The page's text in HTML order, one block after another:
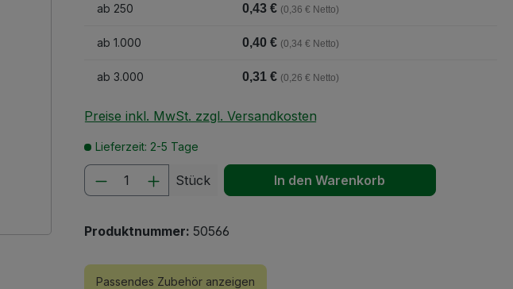
ab 250 0,43 € (0,36 € Netto)
ab 1.000 0,40 € (0,34 € Netto)
ab 3.000 0,31 € (0,26 € Netto)
Preise inkl. MwSt. zzgl. Versandkosten
Lieferzeit: 2-5 Tage
Produkt Anzahl: Gib den gewünschten Wert
Stück In den Warenkorb
Produktnummer: 50566
Passendes Zubehör anzeigen